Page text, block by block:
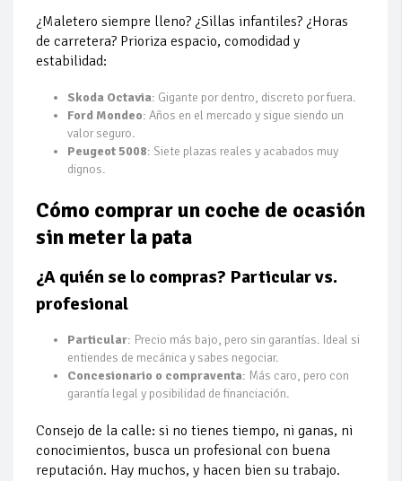
¿Maletero siempre lleno? ¿Sillas infantiles? ¿Horas
de carretera? Prioriza espacio, comodidad y
estabilidad:
Skoda Octavia: Gigante por dentro, discreto por fuera.
Ford Mondeo: Años en el mercado y sigue siendo un
valor seguro.
Peugeot 5008: Siete plazas reales y acabados muy
dignos.
Cómo comprar un coche de ocasión
sin meter la pata
¿A quién se lo compras? Particular vs.
profesional
Particular: Precio más bajo, pero sin garantías. Ideal si
entiendes de mecánica y sabes negociar.
Concesionario o compraventa: Más caro, pero con
garantía legal y posibilidad de financiación.
Consejo de la calle: si no tienes tiempo, ni ganas, ni
conocimientos, busca un profesional con buena
reputación. Hay muchos, y hacen bien su trabajo.